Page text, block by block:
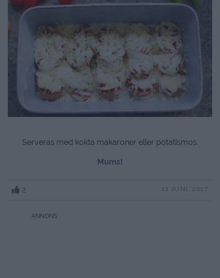
Serveras med kokta makaroner eller potatismos.
Mums!
2 11 JUNI, 2017